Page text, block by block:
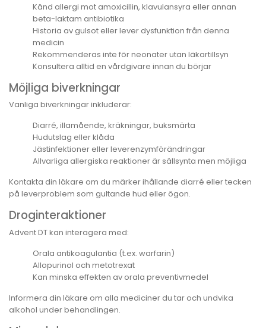
Känd allergi mot amoxicillin, klavulansyra eller annan
beta-laktam antibiotika
Historia av gulsot eller lever dysfunktion från denna
medicin
Rekommenderas inte för neonater utan läkartillsyn
Konsultera alltid en vårdgivare innan du börjar
Möjliga biverkningar
Vanliga biverkningar inkluderar:
Diarré, illamående, kräkningar, buksmärta
Hudutslag eller klåda
Jästinfektioner eller leverenzymförändringar
Allvarliga allergiska reaktioner är sällsynta men möjliga
Kontakta din läkare om du märker ihållande diarré eller tecken
på leverproblem som gultande hud eller ögon.
Droginteraktioner
Advent DT kan interagera med:
Orala antikoagulantia (t.ex. warfarin)
Allopurinol och metotrexat
Kan minska effekten av orala preventivmedel
Informera din läkare om alla mediciner du tar och undvika
alkohol under behandlingen.